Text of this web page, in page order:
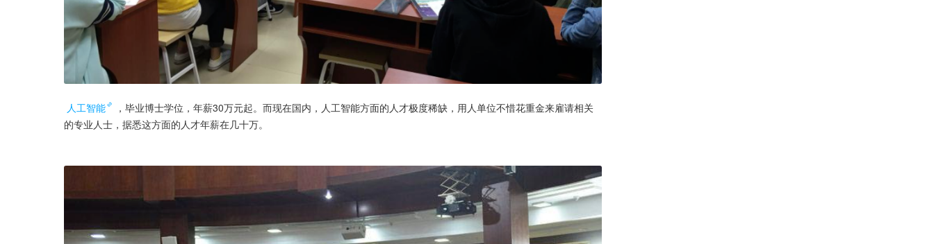
人工智能
，毕业博士学位，年薪30万元起。而现在国内，人工智能方面的人才极度稀缺，用人单位不惜花重金来雇请相关
的专业人士，据悉这方面的人才年薪在几十万。